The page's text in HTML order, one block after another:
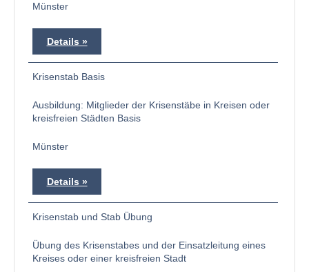
Münster
Details
Krisenstab Basis
Ausbildung: Mitglieder der Krisenstäbe in Kreisen oder
kreisfreien Städten Basis
Münster
Details
Krisenstab und Stab Übung
Übung des Krisenstabes und der Einsatzleitung eines
Kreises oder einer kreisfreien Stadt